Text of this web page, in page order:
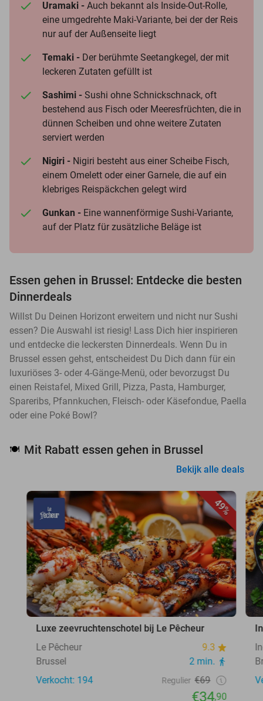
Uramaki - Auch bekannt als Inside-Out-Rolle,
eine umgedrehte Maki-Variante, bei der der Reis
nur auf der Außenseite liegt
Temaki - Der berühmte Seetangkegel, der mit
leckeren Zutaten gefüllt ist
Sashimi - Sushi ohne Schnickschnack, oft
bestehend aus Fisch oder Meeresfrüchten, die in
dünnen Scheiben und ohne weitere Zutaten
serviert werden
Nigiri - Nigiri besteht aus einer Scheibe Fisch,
einem Omelett oder einer Garnele, die auf ein
klebriges Reispäckchen gelegt wird
Gunkan - Eine wannenförmige Sushi-Variante,
auf der Platz für zusätzliche Beläge ist
Essen gehen in Brussel: Entdecke die besten
Dinnerdeals
Willst Du Deinen Horizont erweitern und nicht nur Sushi
essen? Die Auswahl ist riesig! Lass Dich hier inspirieren
und entdecke die leckersten Dinnerdeals. Wenn Du in
Brussel essen gehst, entscheidest Du Dich dann für ein
luxuriöses 3- oder 4-Gänge-Menü, oder bevorzugst Du
einen Reistafel, Mixed Grill, Pizza, Pasta, Hamburger,
Spareribs, Pfannkuchen, Fleisch- oder Käsefondue, Paella
oder eine Poké Bowl?
🍽️ Mit Rabatt essen gehen in Brussel
Bekijk alle deals
49%
Luxe zeevruchtenschotel bij Le Pêcheur
Le Pêcheur
9.3
Brussel
2 min.
Verkocht: 194
Regulier €69
€34,90